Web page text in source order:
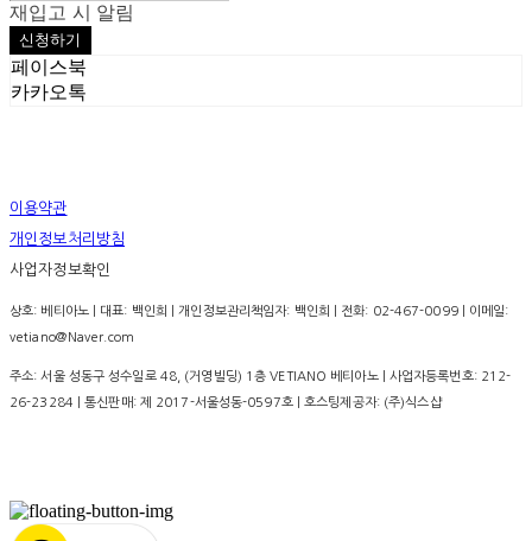
재입고 시 알림
신청하기
페이스북
카카오톡
이용약관
개인정보처리방침
사업자정보확인
상호: 베티아노 | 대표: 백인희 | 개인정보관리책임자: 백인희 | 전화: 02-467-0099 | 이메일:
vetiano@Naver.com
주소: 서울 성동구 성수일로 48, (거영빌딩) 1층 VETIANO 베티아노 | 사업자등록번호: 212-
26-23284 | 통신판매: 제 2017-서울성동-0597호| 호스팅제공자: (주)식스샵